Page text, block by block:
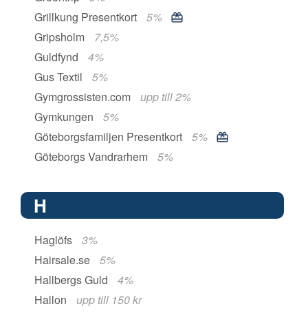
Grillkung Presentkort
5%
Gripsholm
7,5%
Guldfynd
4%
Gus Textil
5%
Gymgrossisten.com
upp till 2%
Gymkungen
5%
Göteborgsfamiljen Presentkort
5%
Göteborgs Vandrarhem
5%
H
Haglöfs
3%
Hairsale.se
5%
Hallbergs Guld
4%
Hallon
upp till 150 kr